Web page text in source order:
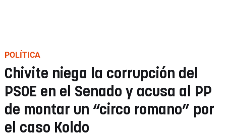
POLÍTICA
Chivite niega la corrupción del
PSOE en el Senado y acusa al PP
de montar un “circo romano” por
el caso Koldo